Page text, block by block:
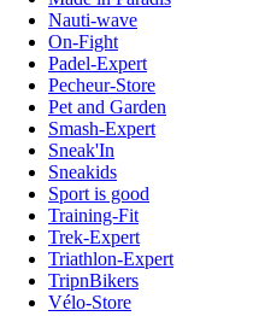
Nauti-wave
On-Fight
Padel-Expert
Pecheur-Store
Pet and Garden
Smash-Expert
Sneak'In
Sneakids
Sport is good
Training-Fit
Trek-Expert
Triathlon-Expert
TripnBikers
Vélo-Store